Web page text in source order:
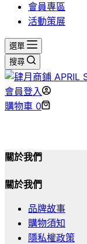
會員專區
活動策展
選單
搜尋
會員登入
購物車 0
關於我們
關於我們
品牌故事
購物須知
隱私權政策